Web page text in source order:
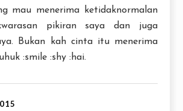
mau menerima ketidaknormalan
pikiran saya dan juga
Bukan kah cinta itu menerima
:smile :shy :hai.